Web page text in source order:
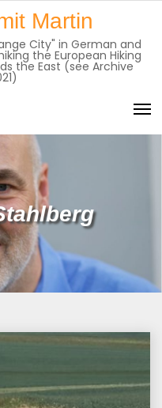
Martin
City" in German and
the European Hiking
the East (see Archive